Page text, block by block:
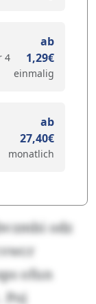
4
ab
1,29€
einmalig
ab
27,40€
monatlich
odz
ofun
Poj